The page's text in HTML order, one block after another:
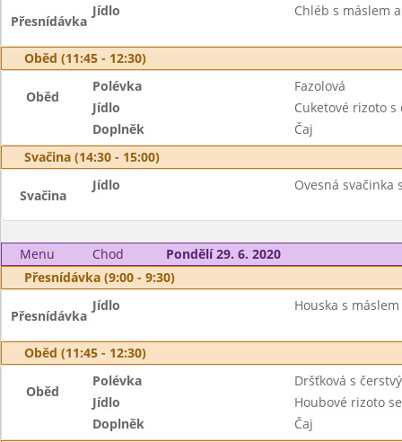
Přesnídávka
Jídlo Chléb s máslem
Oběd (11:45 - 12:30)
Oběd
Polévka
Fazolová
Jídlo
Cuketové rizoto s
Doplněk
Čaj
Svačina (14:30 - 15:00)
Svačina
Jídlo Ovesná svačinka
Menu Chod
Pondělí 29. 6. 2020
Přesnídávka (9:00 - 9:30)
Přesnídávka
Jídlo Houska s
Oběd (11:45 - 12:30)
Oběd
Polévka
Dršťková s
Jídlo
Houbové rizoto
Doplněk
Čaj